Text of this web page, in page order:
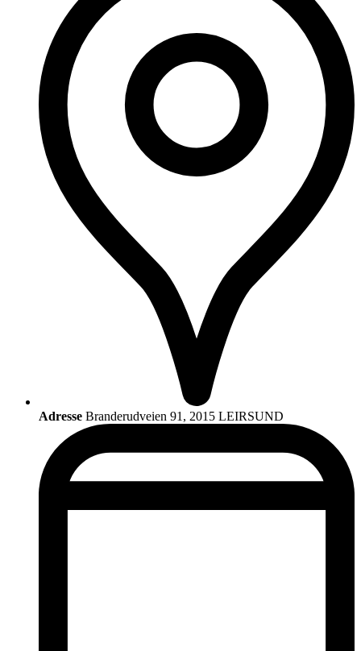
Adresse Branderudveien 91, 2015 LEIRSUND